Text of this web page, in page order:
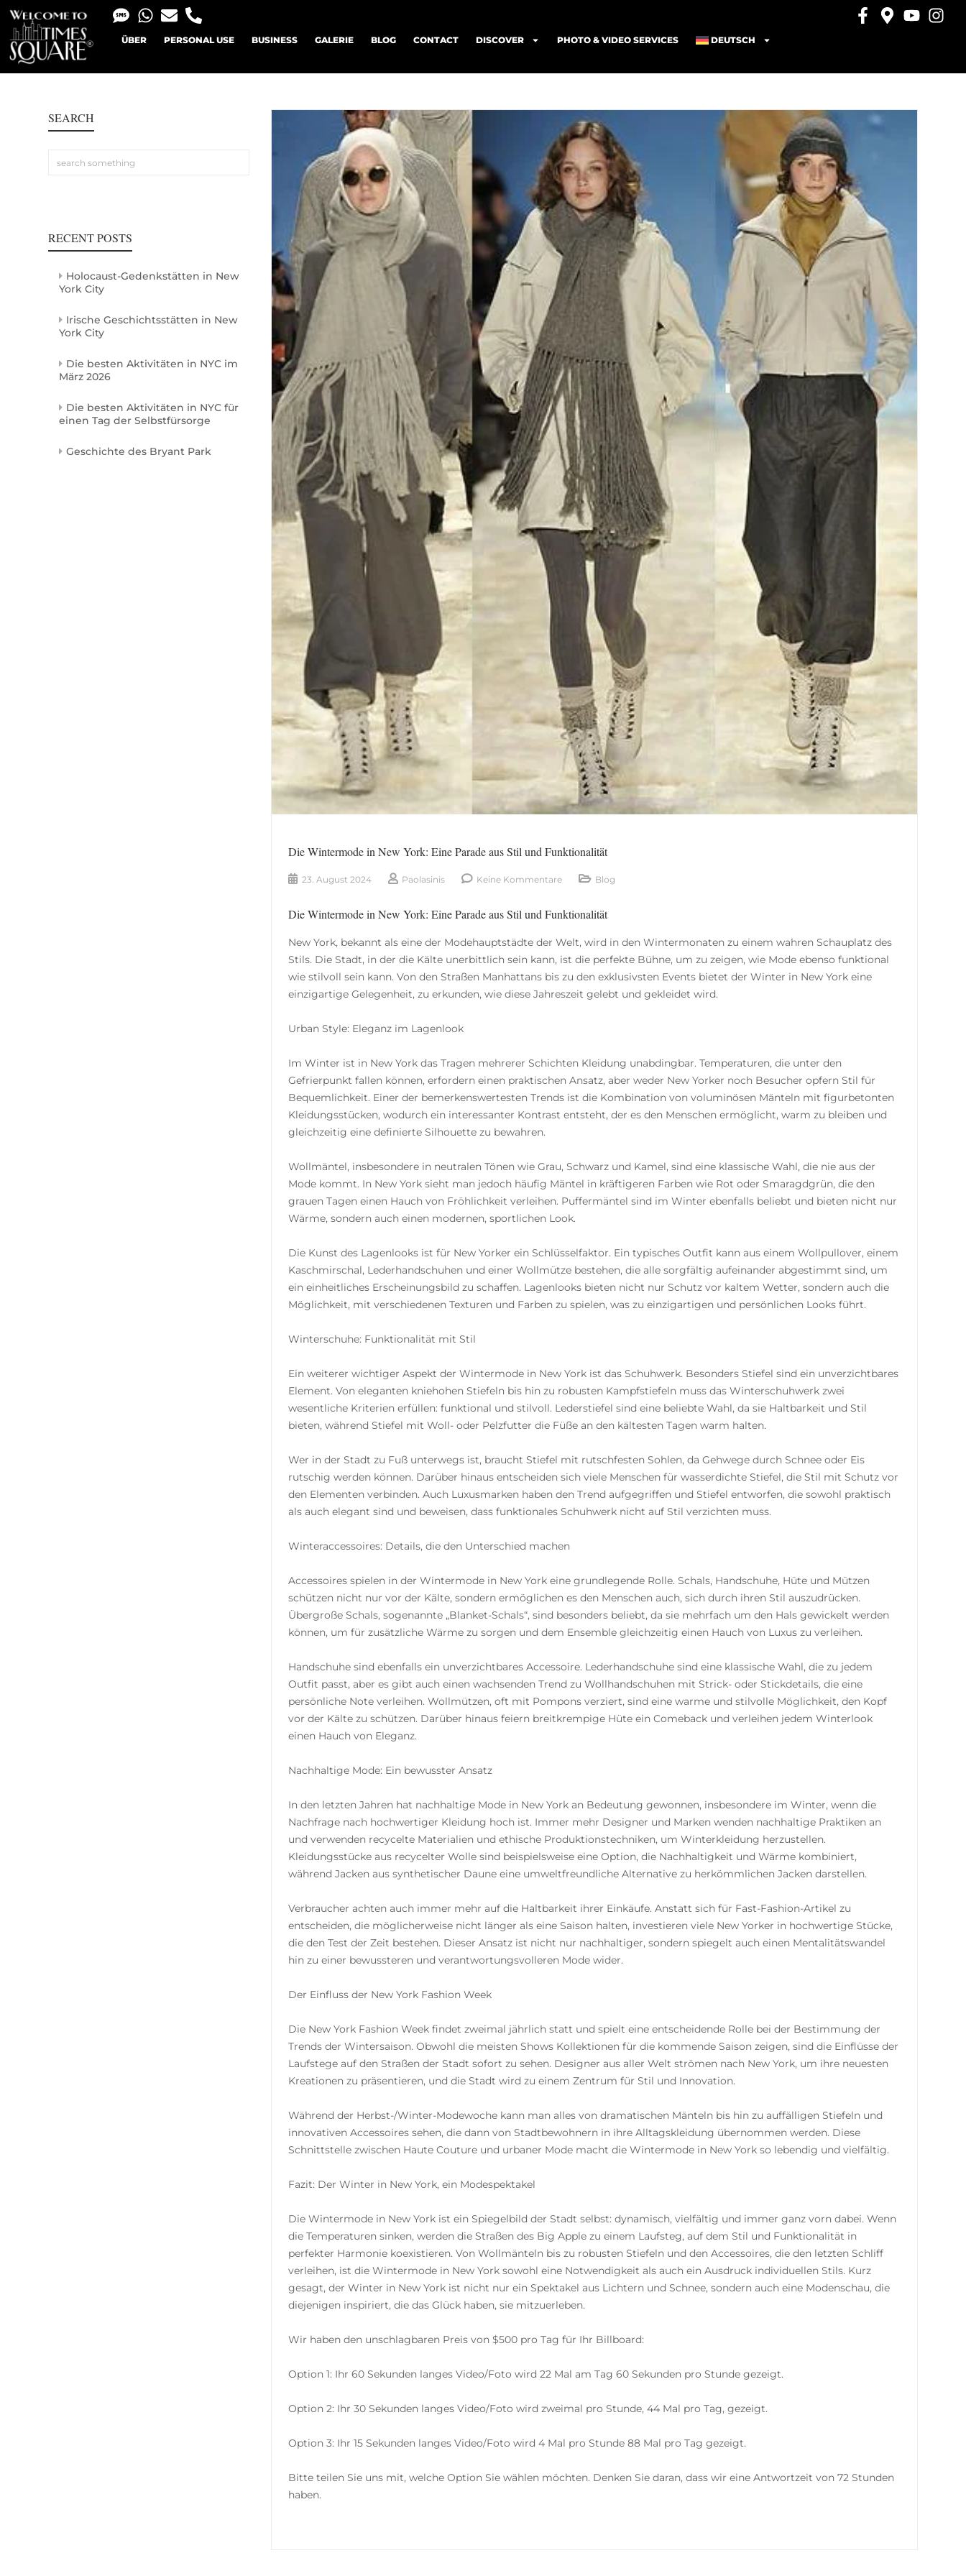
ÜBER PERSONAL USE BUSINESS GALERIE BLOG CONTACT DISCOVER PHOTO & VIDEO SERVICES DEUTSCH
SEARCH
RECENT POSTS
Holocaust-Gedenkstätten in New
York City
Irische Geschichtsstätten in New
York City
Die besten Aktivitäten in NYC im
März 2026
Die besten Aktivitäten in NYC für
einen Tag der Selbstfürsorge
Geschichte des Bryant Park
Die Wintermode in New York: Eine Parade aus Stil und Funktionalität
23. August 2024 Paolasinis Keine Kommentare Blog
Die Wintermode in New York: Eine Parade aus Stil und Funktionalität
New York, bekannt als eine der Modehauptstädte der Welt, wird in den Wintermonaten zu einem wahren Schauplatz des
Stils. Die Stadt, in der die Kälte unerbittlich sein kann, ist die perfekte Bühne, um zu zeigen, wie Mode ebenso funktional
wie stilvoll sein kann. Von den Straßen Manhattans bis zu den exklusivsten Events bietet der Winter in New York eine
einzigartige Gelegenheit, zu erkunden, wie diese Jahreszeit gelebt und gekleidet wird.
Urban Style: Eleganz im Lagenlook
Im Winter ist in New York das Tragen mehrerer Schichten Kleidung unabdingbar. Temperaturen, die unter den
Gefrierpunkt fallen können, erfordern einen praktischen Ansatz, aber weder New Yorker noch Besucher opfern Stil für
Bequemlichkeit. Einer der bemerkenswertesten Trends ist die Kombination von voluminösen Mänteln mit figurbetonten
Kleidungsstücken, wodurch ein interessanter Kontrast entsteht, der es den Menschen ermöglicht, warm zu bleiben und
gleichzeitig eine definierte Silhouette zu bewahren.
Wollmäntel, insbesondere in neutralen Tönen wie Grau, Schwarz und Kamel, sind eine klassische Wahl, die nie aus der
Mode kommt. In New York sieht man jedoch häufig Mäntel in kräftigeren Farben wie Rot oder Smaragdgrün, die den
grauen Tagen einen Hauch von Fröhlichkeit verleihen. Puffermäntel sind im Winter ebenfalls beliebt und bieten nicht nur
Wärme, sondern auch einen modernen, sportlichen Look.
Die Kunst des Lagenlooks ist für New Yorker ein Schlüsselfaktor. Ein typisches Outfit kann aus einem Wollpullover, einem
Kaschmirschal, Lederhandschuhen und einer Wollmütze bestehen, die alle sorgfältig aufeinander abgestimmt sind, um
ein einheitliches Erscheinungsbild zu schaffen. Lagenlooks bieten nicht nur Schutz vor kaltem Wetter, sondern auch die
Möglichkeit, mit verschiedenen Texturen und Farben zu spielen, was zu einzigartigen und persönlichen Looks führt.
Winterschuhe: Funktionalität mit Stil
Ein weiterer wichtiger Aspekt der Wintermode in New York ist das Schuhwerk. Besonders Stiefel sind ein unverzichtbares
Element. Von eleganten kniehohen Stiefeln bis hin zu robusten Kampfstiefeln muss das Winterschuhwerk zwei
wesentliche Kriterien erfüllen: funktional und stilvoll. Lederstiefel sind eine beliebte Wahl, da sie Haltbarkeit und Stil
bieten, während Stiefel mit Woll- oder Pelzfutter die Füße an den kältesten Tagen warm halten.
Wer in der Stadt zu Fuß unterwegs ist, braucht Stiefel mit rutschfesten Sohlen, da Gehwege durch Schnee oder Eis
rutschig werden können. Darüber hinaus entscheiden sich viele Menschen für wasserdichte Stiefel, die Stil mit Schutz vor
den Elementen verbinden. Auch Luxusmarken haben den Trend aufgegriffen und Stiefel entworfen, die sowohl praktisch
als auch elegant sind und beweisen, dass funktionales Schuhwerk nicht auf Stil verzichten muss.
Winteraccessoires: Details, die den Unterschied machen
Accessoires spielen in der Wintermode in New York eine grundlegende Rolle. Schals, Handschuhe, Hüte und Mützen
schützen nicht nur vor der Kälte, sondern ermöglichen es den Menschen auch, sich durch ihren Stil auszudrücken.
Übergroße Schals, sogenannte „Blanket-Schals“, sind besonders beliebt, da sie mehrfach um den Hals gewickelt werden
können, um für zusätzliche Wärme zu sorgen und dem Ensemble gleichzeitig einen Hauch von Luxus zu verleihen.
Handschuhe sind ebenfalls ein unverzichtbares Accessoire. Lederhandschuhe sind eine klassische Wahl, die zu jedem
Outfit passt, aber es gibt auch einen wachsenden Trend zu Wollhandschuhen mit Strick- oder Stickdetails, die eine
persönliche Note verleihen. Wollmützen, oft mit Pompons verziert, sind eine warme und stilvolle Möglichkeit, den Kopf
vor der Kälte zu schützen. Darüber hinaus feiern breitkrempige Hüte ein Comeback und verleihen jedem Winterlook
einen Hauch von Eleganz.
Nachhaltige Mode: Ein bewusster Ansatz
In den letzten Jahren hat nachhaltige Mode in New York an Bedeutung gewonnen, insbesondere im Winter, wenn die
Nachfrage nach hochwertiger Kleidung hoch ist. Immer mehr Designer und Marken wenden nachhaltige Praktiken an
und verwenden recycelte Materialien und ethische Produktionstechniken, um Winterkleidung herzustellen.
Kleidungsstücke aus recycelter Wolle sind beispielsweise eine Option, die Nachhaltigkeit und Wärme kombiniert,
während Jacken aus synthetischer Daune eine umweltfreundliche Alternative zu herkömmlichen Jacken darstellen.
Verbraucher achten auch immer mehr auf die Haltbarkeit ihrer Einkäufe. Anstatt sich für Fast-Fashion-Artikel zu
entscheiden, die möglicherweise nicht länger als eine Saison halten, investieren viele New Yorker in hochwertige Stücke,
die den Test der Zeit bestehen. Dieser Ansatz ist nicht nur nachhaltiger, sondern spiegelt auch einen Mentalitätswandel
hin zu einer bewussteren und verantwortungsvolleren Mode wider.
Der Einfluss der New York Fashion Week
Die New York Fashion Week findet zweimal jährlich statt und spielt eine entscheidende Rolle bei der Bestimmung der
Trends der Wintersaison. Obwohl die meisten Shows Kollektionen für die kommende Saison zeigen, sind die Einflüsse der
Laufstege auf den Straßen der Stadt sofort zu sehen. Designer aus aller Welt strömen nach New York, um ihre neuesten
Kreationen zu präsentieren, und die Stadt wird zu einem Zentrum für Stil und Innovation.
Während der Herbst-/Winter-Modewoche kann man alles von dramatischen Mänteln bis hin zu auffälligen Stiefeln und
innovativen Accessoires sehen, die dann von Stadtbewohnern in ihre Alltagskleidung übernommen werden. Diese
Schnittstelle zwischen Haute Couture und urbaner Mode macht die Wintermode in New York so lebendig und vielfältig.
Fazit: Der Winter in New York, ein Modespektakel
Die Wintermode in New York ist ein Spiegelbild der Stadt selbst: dynamisch, vielfältig und immer ganz vorn dabei. Wenn
die Temperaturen sinken, werden die Straßen des Big Apple zu einem Laufsteg, auf dem Stil und Funktionalität in
perfekter Harmonie koexistieren. Von Wollmänteln bis zu robusten Stiefeln und den Accessoires, die den letzten Schliff
verleihen, ist die Wintermode in New York sowohl eine Notwendigkeit als auch ein Ausdruck individuellen Stils. Kurz
gesagt, der Winter in New York ist nicht nur ein Spektakel aus Lichtern und Schnee, sondern auch eine Modenschau, die
diejenigen inspiriert, die das Glück haben, sie mitzuerleben.
Wir haben den unschlagbaren Preis von $500 pro Tag für Ihr Billboard:
Option 1: Ihr 60 Sekunden langes Video/Foto wird 22 Mal am Tag 60 Sekunden pro Stunde gezeigt.
Option 2: Ihr 30 Sekunden langes Video/Foto wird zweimal pro Stunde, 44 Mal pro Tag, gezeigt.
Option 3: Ihr 15 Sekunden langes Video/Foto wird 4 Mal pro Stunde 88 Mal pro Tag gezeigt.
Bitte teilen Sie uns mit, welche Option Sie wählen möchten. Denken Sie daran, dass wir eine Antwortzeit von 72 Stunden
haben.